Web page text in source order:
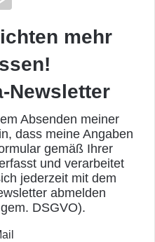
mehr
Newsletter
Absenden meiner
dass meine Angaben
gemäß Ihrer
und verarbeitet
jederzeit mit dem
abmelden
DSGVO).